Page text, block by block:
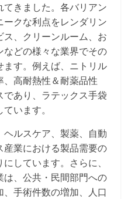
きました。各バリアン
ークな利点をレンダリン
、クリーンルーム、お
などの様々な業界でその
す。例えば、ニトリル
高耐熱性＆耐薬品性
あり、ラテックス手袋
います。
ルスケア、製薬、自動
業における製品需要の
しています。さらに、
、公共・民間部門への
手術件数の増加、人口